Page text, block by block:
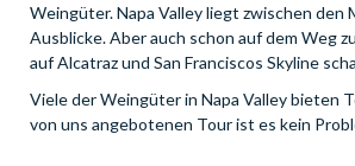
Weingüter. Napa Valley liegt zwischen
Ausblicke. Aber auch schon auf dem Weg
auf Alcatraz und San Franciscos Skyline
Viele der Weingüter in Napa Valley bieten
von uns angebotenen Tour ist es kein